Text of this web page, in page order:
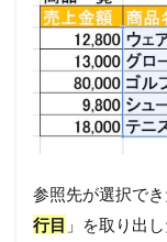
参照先が選択で
行目 」を取り出